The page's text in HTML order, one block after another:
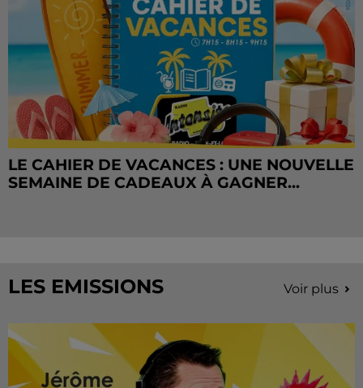
LE CAHIER DE VACANCES : UNE NOUVELLE
SEMAINE DE CADEAUX À GAGNER...
LES EMISSIONS Voir plus